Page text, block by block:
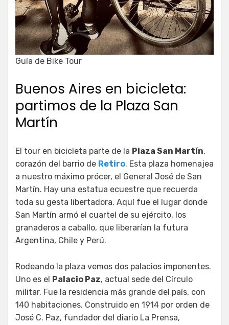
Guía de Bike Tour
Buenos Aires en bicicleta:
partimos de la Plaza San
Martín
El tour en bicicleta parte de la Plaza San Martín,
corazón del barrio de Retiro. Esta plaza homenajea
a nuestro máximo prócer, el General José de San
Martín. Hay una estatua ecuestre que recuerda
toda su gesta libertadora. Aquí fue el lugar donde
San Martín armó el cuartel de su ejército, los
granaderos a caballo, que liberarían la futura
Argentina, Chile y Perú.
Rodeando la plaza vemos dos palacios imponentes.
Uno es el Palacio Paz, actual sede del Círculo
militar. Fue la residencia más grande del país, con
140 habitaciones. Construido en 1914 por orden de
José C. Paz, fundador del diario La Prensa,